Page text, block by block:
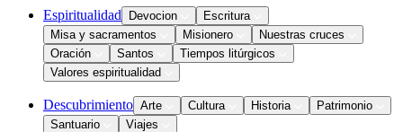
Espiritualidad Devocion
Escritura
Misa y sacramentos
Misionero
Nuestras cruces
Oración
Santos
Tiempos litúrgicos
Valores espiritualidad
Descubrimiento Arte Cultura Historia
Patrimonio
Santuario
Viajes